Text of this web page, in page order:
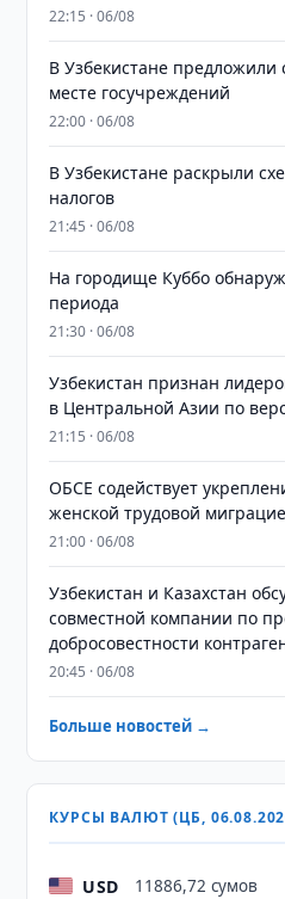
22:15 · 06/08
В Узбекистане предложили
месте госучреждений
22:00 · 06/08
В Узбекистане раскрыли
налогов
21:45 · 06/08
На городище Куббо
периода
21:30 · 06/08
Узбекистан признан
в Центральной Азии по
21:15 · 06/08
ОБСЕ содействует
женской трудовой
21:00 · 06/08
Узбекистан и Казахстан
совместной компании по
добросовестности
20:45 · 06/08
Больше новостей →
КУРСЫ ВАЛЮТ (ЦБ,
USD 11886,72 сумов